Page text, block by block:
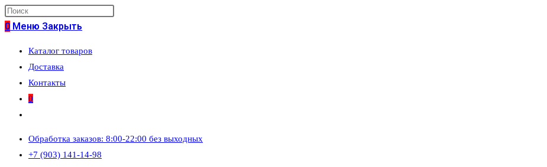
поиск
по
сайту
0 Меню Закрыть
Каталог товаров
Доставка
Контакты
0
по
веб-
Обработка заказов: 8:00-22:00 без выходных
+7 (903) 141-14-98